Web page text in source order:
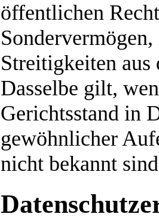
öffentlichen
Streitigkeiten aus
Dasselbe gilt,
Gerichtsstand in
gewöhnlicher
nicht bekannt